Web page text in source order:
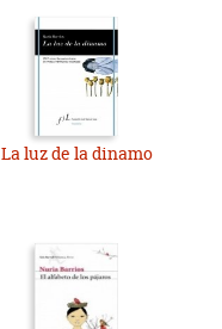
La luz de la dinamo